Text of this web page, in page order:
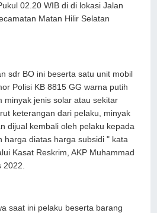
02.20 WIB di di lokasi Jalan
Matan Hilir Selatan
sdr BO ini beserta satu unit mobil
Polisi KB 8815 GG warna putih
minyak jenis solar atau sekitar
keterangan dari pelaku, minyak
dijual kembali oleh pelaku kepada
harga diatas harga subsidi " kata
Kasat Reskrim, AKP Muhammad
saat ini pelaku beserta barang